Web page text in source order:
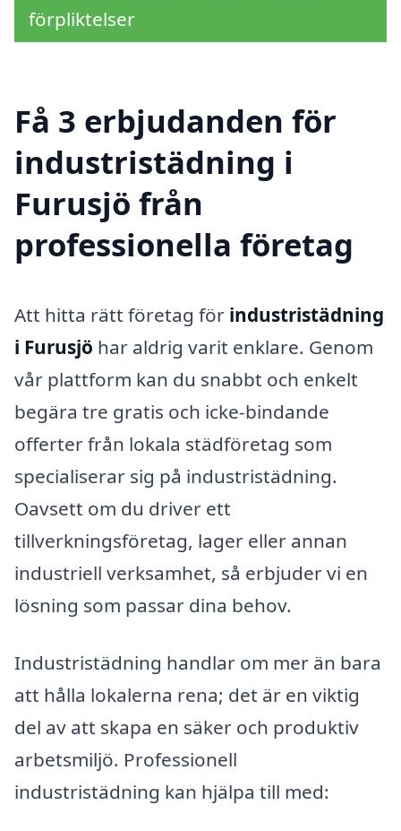
förpliktelser
Få 3 erbjudanden för
industristädning i
Furusjö från
professionella företag
Att hitta rätt företag för industristädning
i Furusjö har aldrig varit enklare. Genom
vår plattform kan du snabbt och enkelt
begära tre gratis och icke-bindande
offerter från lokala städföretag som
specialiserar sig på industristädning.
Oavsett om du driver ett
tillverkningsföretag, lager eller annan
industriell verksamhet, så erbjuder vi en
lösning som passar dina behov.
Industristädning handlar om mer än bara
att hålla lokalerna rena; det är en viktig
del av att skapa en säker och produktiv
arbetsmiljö. Professionell
industristädning kan hjälpa till med: